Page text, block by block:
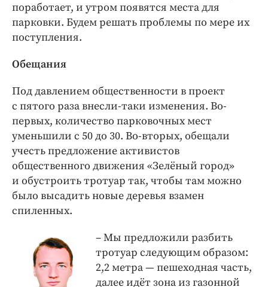
поработает, и утром появятся места для
парковки. Будем решать проблемы по мере их
поступления.
Обещания
Под давлением общественности в проект
с пятого раза внесли-таки изменения. Во-
первых, количество парковочных мест
уменьшили с 50 до 30. Во-вторых, обещали
учесть предложение активистов
общественного движения «Зелёный город»
и обустроить тротуар так, чтобы там можно
было высадить новые деревья взамен
спиленных.
– Мы предложили разбить
тротуар следующим образом:
2,2 метра — пешеходная часть,
далее идёт зона из газонной